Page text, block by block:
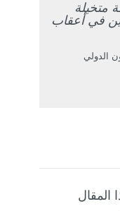
متخيلة
في أعقاب
الدولي
المقال